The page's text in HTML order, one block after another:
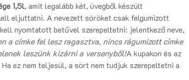
1,5l, amit legalább két, üvegből készült
eljuttatni. A nevezett söröket csak felgumizott
nyomtatott betűvel szerepeltetni: jelentkező neve,
a címke fel lesz ragasztva, nincs rágumizott címke
leszünk kizárni a versenyből!A kupakon és az
ez nem teljesül, a sört nem tudjuk szerepeltetni a